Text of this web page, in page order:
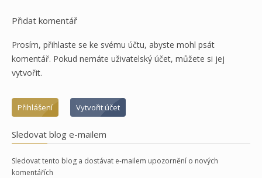
Přidat komentář
Prosím, přihlaste se ke svému účtu, abyste mohl psát
komentář. Pokud nemáte uživatelský účet, můžete si jej
vytvořit.
Přihlášení Vytvořit účet
Sledovat blog e-mailem
Sledovat tento blog a dostávat e-mailem upozornění o nových
komentářích